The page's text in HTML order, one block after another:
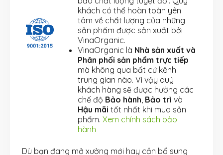
khách có thể hoàn toàn yên
tâm về chất lượng của những
sản phẩm được sản xuất bởi
VinaOrganic.
VinaOrganic là Nhà sản xuất và
Phân phối sản phẩm trực tiếp
mà không qua bất cứ kênh
trung gian nào. Vì vậy quý
khách hàng sẽ được hưởng các
chế độ Bảo hành Bảo trì và
Hậu mãi tốt nhất khi mua sản
phẩm. Xem chính sách bảo
hành
Dù bạn đang mở xưởng mới hay cần bổ sung